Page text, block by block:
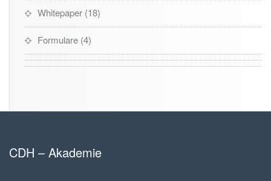
Whitepaper 18
Formulare 4
CDH – Akademie